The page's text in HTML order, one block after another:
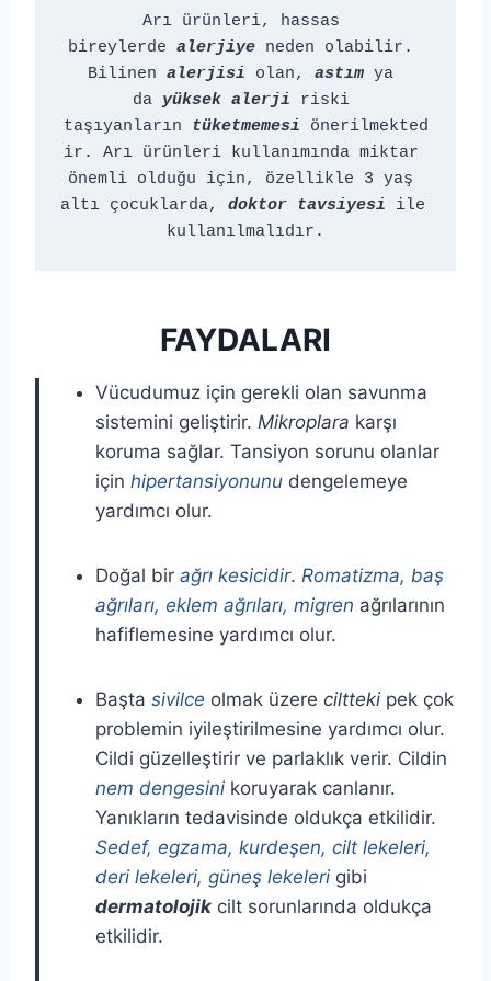
Arı ürünleri, hassas
bireylerde alerjiye neden olabilir.
Bilinen alerjisi olan, astım ya
da yüksek alerji
riski
taşıyanların tüketmemesi önerilmekted
ir. Arı ürünleri kullanımında miktar
önemli olduğu için, özellikle 3 yaş
altı çocuklarda, doktor tavsiyesi ile
kullanılmalıdır.
FAYDALARI
Vücudumuz için gerekli olan savunma
sistemini geliştirir. Mikroplara karşı
koruma sağlar. Tansiyon sorunu olanlar
için hipertansiyonunu dengelemeye
yardımcı olur.
Doğal bir ağrı kesicidir. Romatizma, baş
ağrıları, eklem ağrıları, migren ağrılarının
hafiflemesine yardımcı olur.
Başta sivilce olmak üzere ciltteki pek çok
problemin iyileştirilmesine yardımcı olur.
Cildi güzelleştirir ve parlaklık verir. Cildin
nem dengesini koruyarak canlanır.
Yanıkların tedavisinde oldukça etkilidir.
Sedef, egzama, kurdeşen, cilt lekeleri,
deri lekeleri, güneş lekeleri gibi
dermatolojik cilt sorunlarında oldukça
etkilidir.